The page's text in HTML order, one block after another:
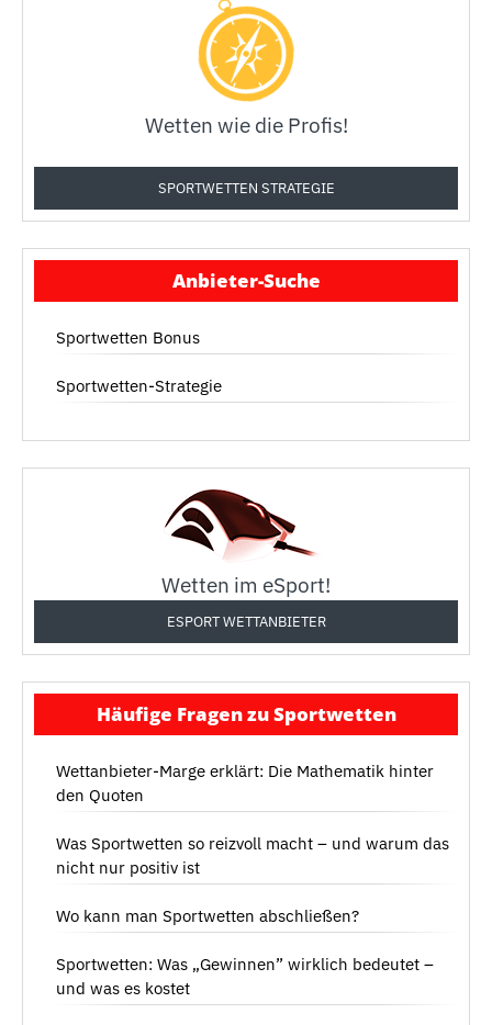
Wetten wie die Profis!
SPORTWETTEN STRATEGIE
Anbieter-Suche
Sportwetten Bonus
Sportwetten-Strategie
Wetten im eSport!
ESPORT WETTANBIETER
Häufige Fragen zu Sportwetten
Wettanbieter-Marge erklärt: Die Mathematik hinter
den Quoten
Was Sportwetten so reizvoll macht – und warum das
nicht nur positiv ist
Wo kann man Sportwetten abschließen?
Sportwetten: Was „Gewinnen” wirklich bedeutet –
und was es kostet